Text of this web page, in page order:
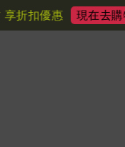
扣優惠 現在去購物！